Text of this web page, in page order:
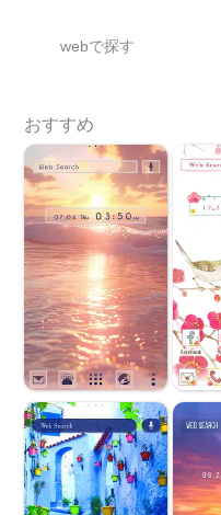
webで探す
おすすめ